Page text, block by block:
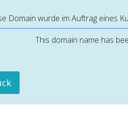
Domain wurde im Auftrag eines
This domain name has